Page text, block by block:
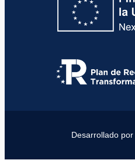
Desarrollado por